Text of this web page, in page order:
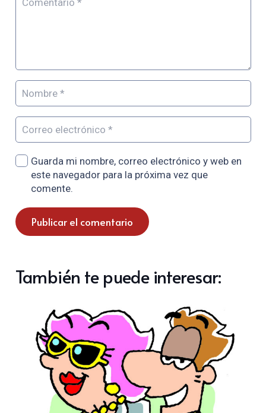
Guarda mi nombre, correo electrónico y web en
este navegador para la próxima vez que
comente.
Publicar el comentario
También te puede interesar: